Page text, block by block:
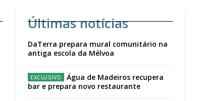
Últimas notícias
DaTerra prepara mural comunitário na
antiga escola da Mélvoa
Água de Madeiros recupera
bar e prepara novo restaurante